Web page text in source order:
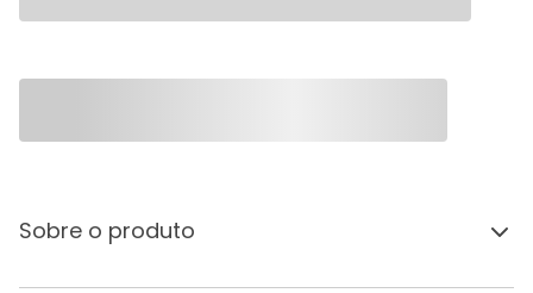
Sobre o produto